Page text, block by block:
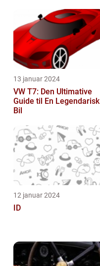
13 januar 2024
VW T7: Den Ultimative
Guide til En Legendarisk
Bil
12 januar 2024
ID